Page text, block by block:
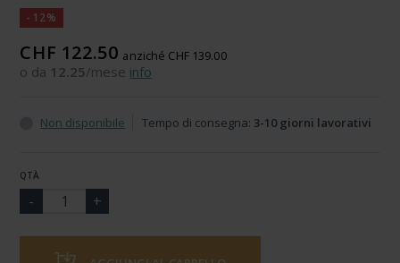
-12%
CHF 122.50 anziché CHF 139.00
o da 12.25/mese info
Non disponibile Tempo di consegna: 3-10 giorni lavorativi
QTÀ